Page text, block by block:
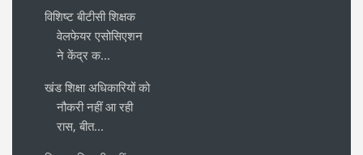
विशिष्ट बीटीसी शिक्षक
वेलफेयर एसोसिएशन
ने केंद्र क...
खंड शिक्षा अधिकारियों को
नौकरी नहीं आ रही
रास, बीत...